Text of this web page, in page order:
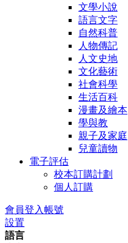
文學小說
語言文字
自然科普
人物傳記
人文史地
文化藝術
社會科學
生活百科
漫畫及繪本
學與教
親子及家庭
兒童讀物
電子評估
校本訂購計劃
個人訂購
會員登入帳號
設置
語言